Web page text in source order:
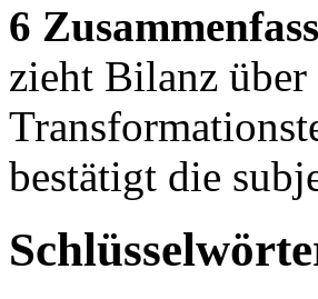
6
zieht Bilanz
bestätigt die